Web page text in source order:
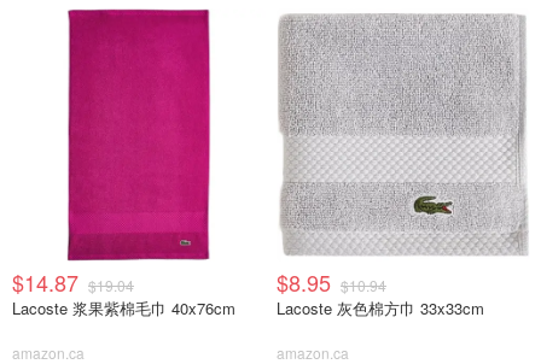
$14.87 $19.04
Lacoste 浆果紫棉毛巾 40x76cm
amazon.ca
$8.95 $10.94
Lacoste 灰色棉方巾 33x33cm
amazon.ca